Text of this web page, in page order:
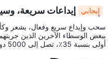
إيجابي
إيداعات سريعة،
الأولى بنسبة 35% تصل إلى 5000 دولار
سحب وإيداع سريع وفعال، يشعر
ببعض الوسطاء الآخرين الذين
أولى بنسبة 35٪، تصل إلى 5000 دولار. سأخبر أصدقائي بالقدوم. 😜😜😜